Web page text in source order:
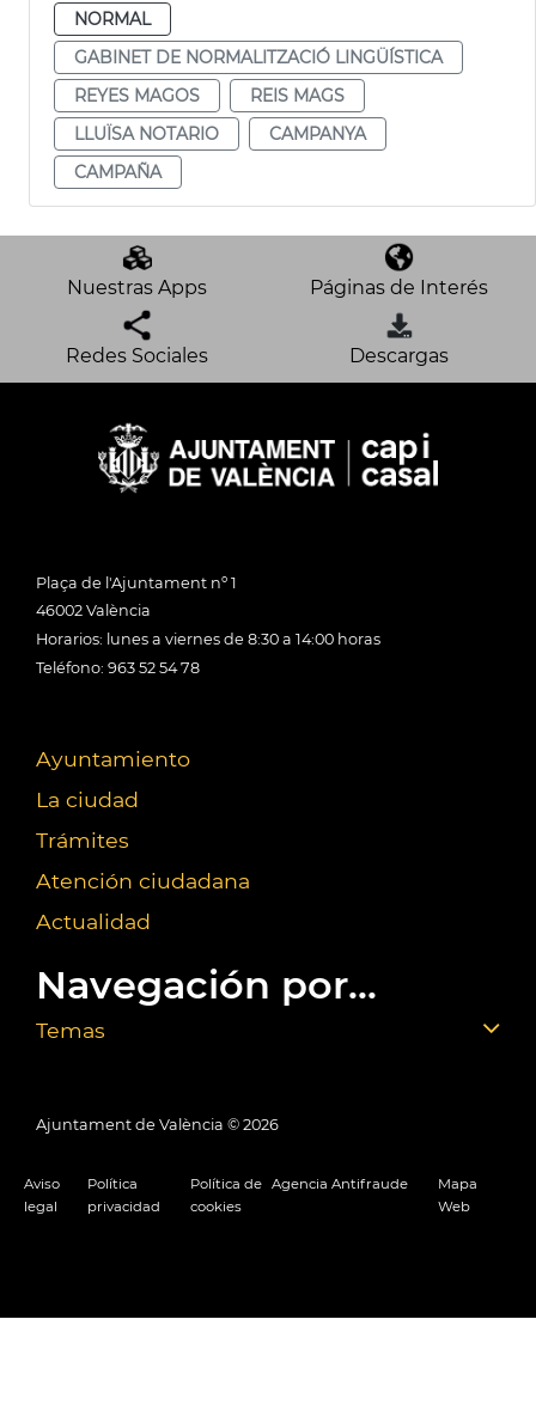
NORMAL
GABINET DE NORMALITZACIÓ LINGÜÍSTICA
REYES MAGOS
REIS MAGS
LLUÏSA NOTARIO
CAMPANYA
CAMPAÑA
Nuestras Apps Páginas de Interés
Redes Sociales Descargas
Plaça de l'Ajuntament nº 1
46002 València
Horarios: lunes a viernes de 8:30 a 14:00 horas
Teléfono: 963 52 54 78
Ayuntamiento
La ciudad
Trámites
Atención ciudadana
Actualidad
Navegación por...
Temas
Ajuntament de València © 2026
Aviso
legal
Política
privacidad
Política de
cookies
Agencia Antifraude
Mapa
Web